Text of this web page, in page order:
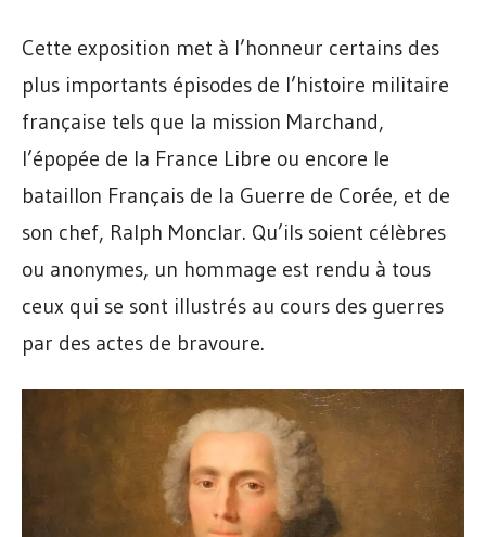
Cette exposition met à l’honneur certains des
plus importants épisodes de l’histoire militaire
française tels que la mission Marchand,
l’épopée de la France Libre ou encore le
bataillon Français de la Guerre de Corée, et de
son chef, Ralph Monclar. Qu’ils soient célèbres
ou anonymes, un hommage est rendu à tous
ceux qui se sont illustrés au cours des guerres
par des actes de bravoure.